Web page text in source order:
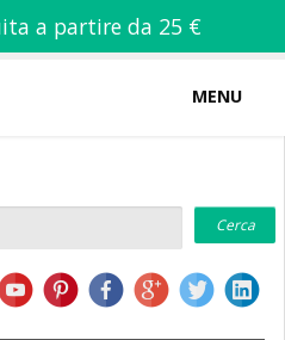
a partire da 25 €
MENU